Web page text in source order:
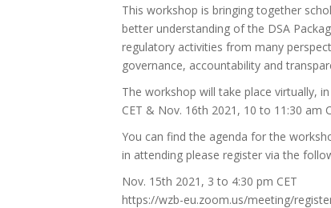
This workshop is bringing together
better understanding of the DSA
regulatory activities from many
governance, accountability and
The workshop will take place virtually,
CET & Nov. 16th 2021, 10 to 11:30 am
You can find the agenda for the
in attending please register via the
Nov. 15th 2021, 3 to 4:30 pm CET
https://wzb-eu.zoom.us/meeting/